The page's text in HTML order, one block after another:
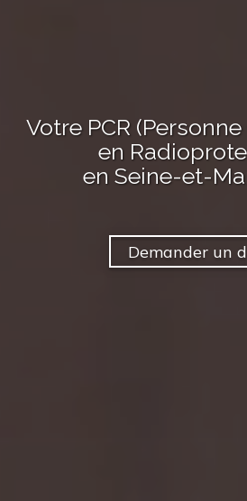
Votre PCR
en
en Seine-et-
Demander un